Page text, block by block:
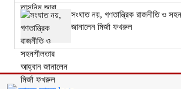
সংঘাত নয়, গণতান্ত্রিক রাজনীতি ও
জানালেন মির্জা ফখরুল